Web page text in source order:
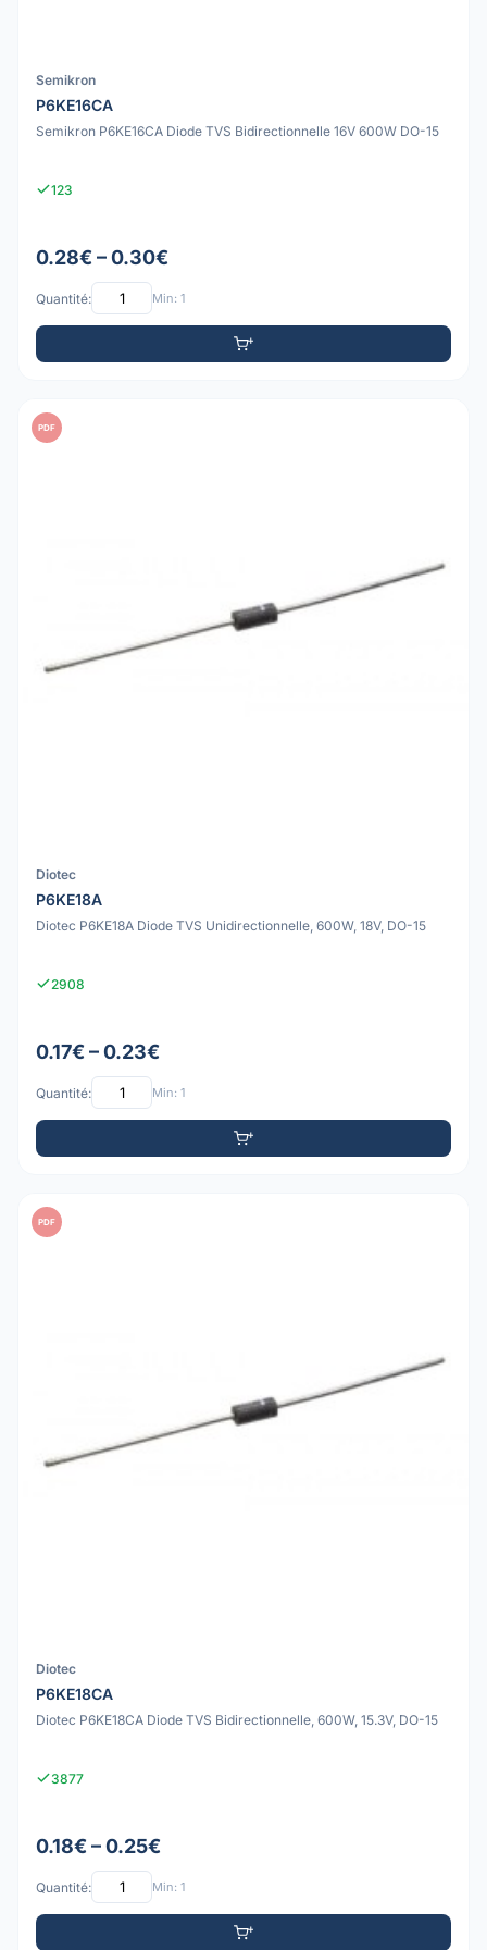
Semikron
P6KE16CA
Semikron P6KE16CA Diode TVS Bidirectionnelle 16V 600W DO-15
123
0.28€ – 0.30€
Quantité: Min: 1
PDF
Diotec
P6KE18A
Diotec P6KE18A Diode TVS Unidirectionnelle, 600W, 18V, DO-15
2908
0.17€ – 0.23€
Quantité: Min: 1
PDF
Diotec
P6KE18CA
Diotec P6KE18CA Diode TVS Bidirectionnelle, 600W, 15.3V, DO-15
3877
0.18€ – 0.25€
Quantité: Min: 1